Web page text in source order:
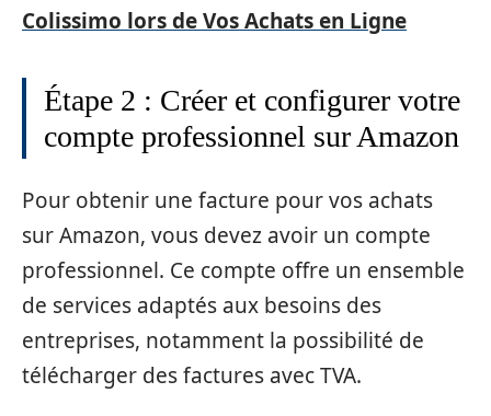
Colissimo lors de Vos Achats en Ligne
Étape 2 : Créer et configurer votre
compte professionnel sur Amazon
Pour obtenir une facture pour vos achats
sur Amazon, vous devez avoir un compte
professionnel. Ce compte offre un ensemble
de services adaptés aux besoins des
entreprises, notamment la possibilité de
télécharger des factures avec TVA.